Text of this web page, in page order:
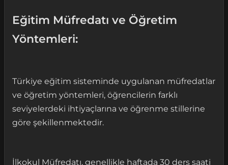
Eğitim Müfredatı ve Öğretim
Yöntemleri:
Türkiye eğitim sisteminde uygulanan müfredatlar
ve öğretim yöntemleri, öğrencilerin farklı
seviyelerdeki ihtiyaçlarına ve öğrenme stillerine
göre şekillenmektedir.
İlkokul Müfredatı, genellikle haftada 30 ders saati